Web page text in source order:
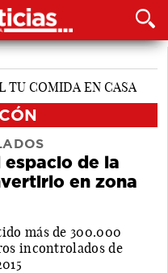
de la
en zona
más de 300.000
incontrolados de